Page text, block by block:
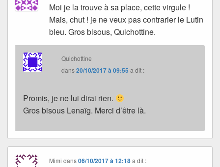
Moi je la trouve à sa place, cette virgule !
Mais, chut ! je ne veux pas contrarier le Lutin
bleu. Gros bisous, Quichottine.
Quichottine
dans20/10/2017 à 09:55 a dit :
Promis, je ne lui dirai rien.
Gros bisous Lenaïg. Merci d’être là.
Mimi dans06/10/2017 à 12:18 a dit :